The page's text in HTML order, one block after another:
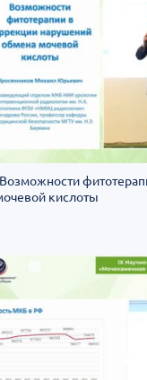
кислоты